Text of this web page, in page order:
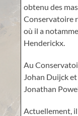
obtenu des
Conservatoire
où il a
Henderickx.
Au
Johan Duijck
Jonathan
Actuellement,